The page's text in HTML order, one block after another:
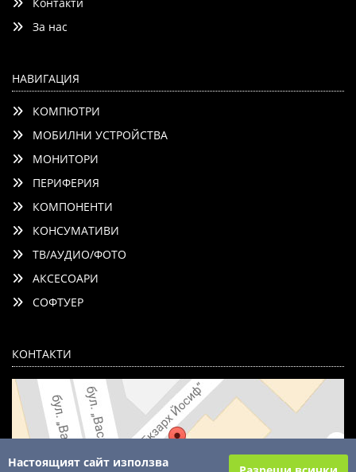
За нас
НАВИГАЦИЯ
КОМПЮТРИ
МОБИЛНИ УСТРОЙСТВА
МОНИТОРИ
ПЕРИФЕРИЯ
КОМПОНЕНТИ
КОНСУМАТИВИ
ТВ/АУДИО/ФОТО
АКСЕСОАРИ
СОФТУЕР
КОНТАКТИ
Настоящият сайт използва